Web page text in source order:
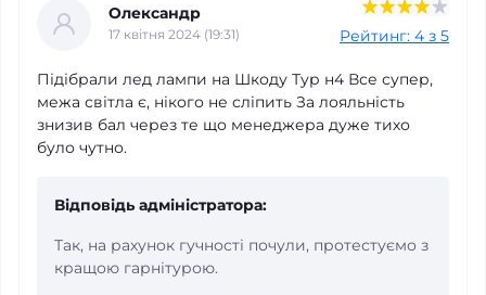
Олександр
17 квітня 2024 (19:31) Рейтинг: 4 з 5
Підібрали лед лампи на Шкоду Тур н4 Все супер,
межа світла є, нікого не сліпить За лояльність
знизив бал через те що менеджера дуже тихо
було чутно.
Відповідь адміністратора:
Так, на рахунок гучності почули, протестуємо з
кращою гарнітурою.
Перевірка
Будь ласка, завершіть перевірку captcha нижче